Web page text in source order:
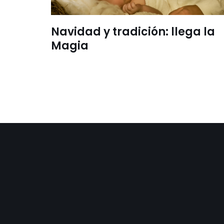
Navidad y tradición: llega la
Magia